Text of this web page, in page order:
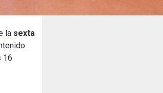
la sexta
16